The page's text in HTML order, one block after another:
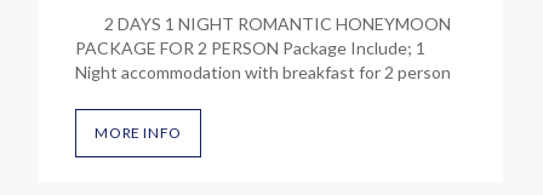
2 DAYS 1 NIGHT ROMANTIC HONEYMOON
PACKAGE FOR 2 PERSON Package Include; 1
Night accommodation with breakfast for 2 person
MORE INFO